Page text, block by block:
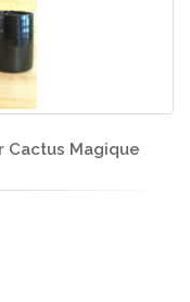
Cactus Magique